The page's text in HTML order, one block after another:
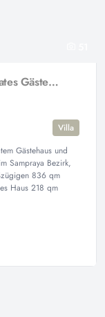
836 qm Grundstück / Sauna / separates Gästehaus
Villa
Gästehaus und
Sampraya Bezirk,
836 qm
Haus 218 qm